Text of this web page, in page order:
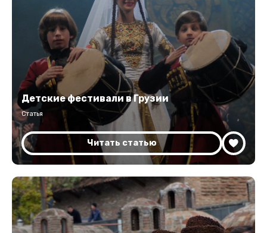
Детские фестивали в Грузии
Статья
Читать статью